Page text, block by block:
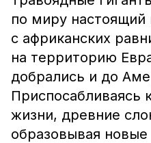
по миру
с африканских
на территорию
добрались и до
Приспосабливаясь
жизни, древние
образовывая